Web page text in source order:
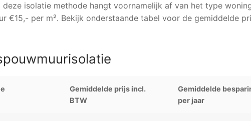
isolatie methode hangt voornamelijk af van het type
€15,- per m². Bekijk onderstaande tabel voor de gemiddelde
Gemiddelde prijs incl.
BTW
Gemiddelde
per jaar